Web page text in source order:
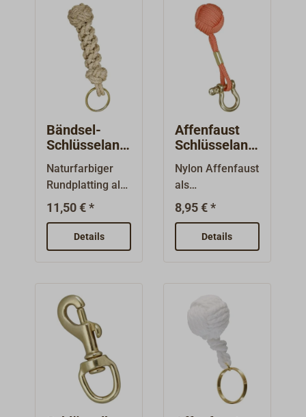
Bändsel-
Schlüsselanh
änger
Naturfarbiger
Rundplatting als
Schlüsselanhäng
11,50 € *
Details
Affenfaust
Schlüsselanh
änger
Nylon Affenfaust
als
Schlüsselanhäng
er.Mit
Schäkel.Die
Farbe kann
8,95 € *
Details